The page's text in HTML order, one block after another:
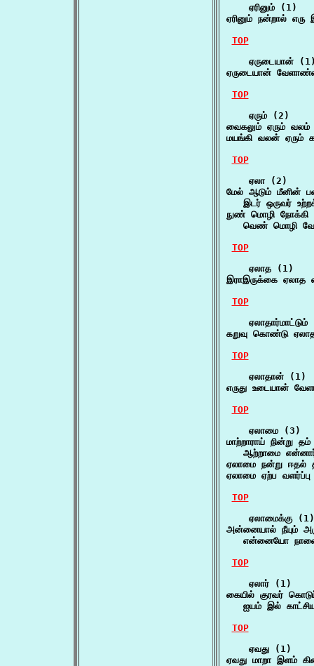
    ஏரினும் (1)
ஏரினும் நன்றால்
TOP
ஏருடையான்
ஏருடையான்
TOP
    ஏரும் (2)
வைகலும் ஏரும்
மயங்கி வலன் ஏரும்
TOP
    ஏலா (2)
மேல் ஆடும் மீனின்
இடர் ஒருவர்
நுண் மொழி நோக்கி
வெண் மொழி
TOP
    ஏலாத (1)
இராஇருக்கை ஏலாத
TOP
ஏலாதார்மாட்டும்
கறுவு கொண்டு
TOP
    ஏலாதான் (1)
எருது உடையான்
TOP
    ஏலாமை (3)
மாற்றாராய் நின்று
ஆற்றாமை என்னார்
ஏலாமை நன்று ஈதல்
ஏலாமை ஏற்ப
TOP
    ஏலாமைக்கு (1)
அன்னையால் நீயும்
என்னையோ நாளை
TOP
    ஏலார் (1)
கையில் குரவர்
ஐயம் இல்
TOP
    ஏவது (1)
ஏவது மாறா இளம்